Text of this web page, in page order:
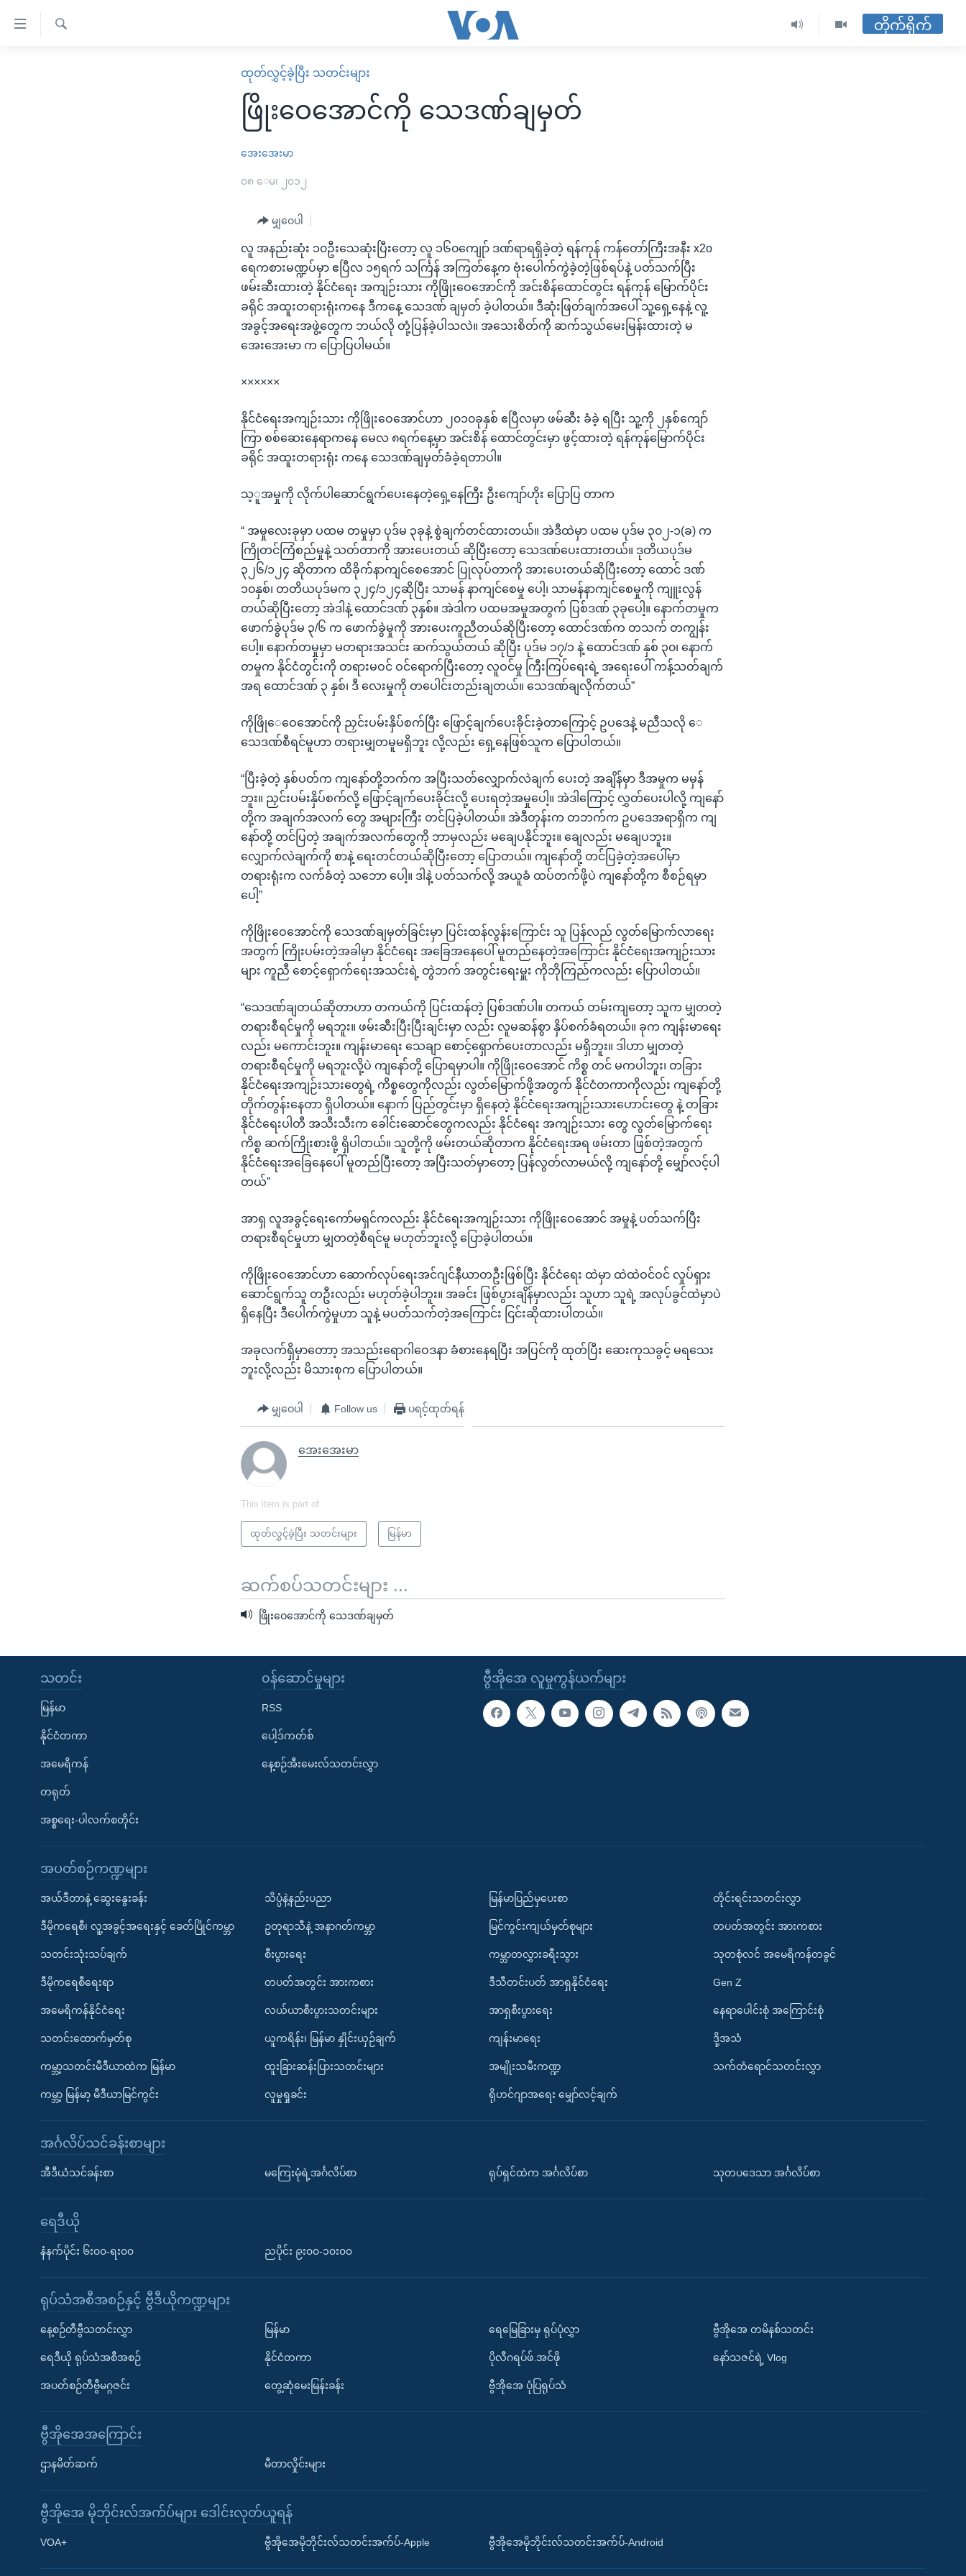
Learning English
တိုက်ရိုက်
ထုတ်လွှင့်ခဲ့ပြီး သတင်းများ
ဖြိုးဝေအောင်ကို သေဒဏ်ချမှတ်
အေးအေးမာ
၀၈ ေမ၊ ၂၀၁၂
မျှဝေပါ
လူ အနည်းဆုံး ၁၀ဦးသေဆုံးပြီးတော့ လူ ၁၆၀ကျေုာ် ဒဏ်ရာရရှိခဲ့တဲ့ ရန်ကုန် ကန်တော်ကြီးအနီး x2o
ရေကစားမဏ္ဍပ်မှာ ဧပြီလ ၁၅ရက် သင်္ကြန် အကြတ်နေ့က ဗုံးပေါက်ကွဲခဲ့တဲ့ဖြစ်ရပ်နဲ့ ပတ်သက်ပြီး
ဖမ်းဆီးထားတဲ့ နိုင်ငံရေး အကျဉ်းသား ကိုဖြိုးဝေအောင်ကို အင်းစိန်ထောင်တွင်း ရန်ကုန် မြောက်ပိုင်း
ခရိုင် အထူးတရားရုံးကနေ ဒီကနေ့ သေဒဏ် ချမှတ် ခဲ့ပါတယ်။ ဒီဆုံးဖြတ်ချက်အပေါ် သူ့ရှေ့နေနဲ့ လူ့
အခွင့်အရေးအဖွဲ့တွေက ဘယ်လို တုံ့ပြန်ခဲ့ပါသလဲ။ အသေးစိတ်ကို ဆက်သွယ်မေးမြန်းထားတဲ့ မ
အေးအေးမာ က ပြောပြပါမယ်။
××××××
နိုင်ငံရေးအကျဉ်းသား ကိုဖြိုးဝေအောင်ဟာ ၂၀၁၀ခုနှစ် ဧပြီလမှာ ဖမ်ဆီး ခံခဲ့ ရပြီး သူ့ကို ၂နှစ်ကျော်
ကြာ စစ်ဆေးနေရာကနေ မေလ ၈ရက်နေ့မှာ အင်းစိန် ထောင်တွင်းမှာ ဖွင့်ထားတဲ့ ရန်ကုန်မြောက်ပိုင်း
ခရိုင် အထူးတရားရုံး ကနေ သေဒဏ်ချမှတ်ခံခဲ့ရတာပါ။
သ့ူအမှုကို လိုက်ပါဆောင်ရွက်ပေးနေတဲ့ရှေ့နေကြီး ဦးကျော်ဟိုး ပြောပြ တာက
“ အမှုလေးခုမှာ ပထမ တမှုမှာ ပုဒ်မ ၃ခုနဲ့ စွဲချက်တင်ထားတယ်။ အဲဒီထဲမှာ ပထမ ပုဒ်မ ၃၀၂-၁(ခ) က
ကြိုတင်ကြံစည်မှုနဲ့ သတ်တာကို အားပေးတယ် ဆိုပြီးတော့ သေဒဏ်ပေးထားတယ်။ ဒုတိယပုဒ်မ
၃၂၆/၁၂၄ ဆိုတာက ထိခိုက်နာကျင်စေအောင် ပြုလုပ်တာကို အားပေးတယ်ဆိုပြီးတော့ ထောင် ဒဏ်
၁၀နှစ်၊ တတိယပုဒ်မက ၃၂၄/၁၂၄ဆိုပြီး သာမန် နာကျင်စေမှု ပေါ့၊ သာမန်နာကျင်စေမှုကို ကျူးလွန်
တယ်ဆိုပြီးတော့ အဲဒါနဲ့ ထောင်ဒဏ် ၃နှစ်။ အဲဒါက ပထမအမှုအတွက် ပြစ်ဒဏ် ၃ခုပေါ့။ နောက်တမှုက
ဖောက်ခွဲပုဒ်မ ၃/၆ က ဖောက်ခွဲမှုကို အားပေးကူညီတယ်ဆိုပြီးတော့ ထောင်ဒဏ်က တသက် တကျွန်း
ပေါ့။ နောက်တမှုမှာ မတရားအသင်း ဆက်သွယ်တယ် ဆိုပြီး ပုဒ်မ ၁၇/၁ နဲ့ ထောင်ဒဏ် နှစ် ၃၀၊ နောက်
တမှုက နိုင်ငံတွင်းကို တရားမဝင် ဝင်ရောက်ပြီးတော့ လူဝင်မှု ကြီးကြပ်ရေးရဲ့ အရေးပေါ် ကန့်သတ်ချက်
အရ ထောင်ဒဏ် ၃ နှစ်၊ ဒီ လေးမှုကို တပေါင်းတည်းချတယ်။ သေဒဏ်ချလိုက်တယ်”
ကိုဖြိုေဝေအောင်ကို ညှင်းပမ်းနှိပ်စက်ပြီး ဖြောင့်ချက်ပေးခိုင်းခဲ့တာကြောင့် ဥပဒေနဲ့ မညီသလို ေ
သေဒဏ်စီရင်မူဟာ တရားမျှတမူမရှိဘူး လို့လည်း ရှေ့နေဖြစ်သူက ပြောပါတယ်။
“ပြီးခဲ့တဲ့ နှစ်ပတ်က ကျနော်တို့ဘက်က အပြီးသတ်လျှောက်လဲချက် ပေးတဲ့ အချိန်မှာ ဒီအမှုက မမှန်
ဘူး။ ညှင်းပမ်းနှိပ်စက်လို့ ဖြောင့်ချက်ပေးခိုင်းလို့ ပေးရတဲ့အမှုပေါ့။ အဲဒါကြောင့် လွှတ်ပေးပါလို့ ကျနော်
တို့က အချက်အလက် တွေ အများကြီး တင်ပြခဲ့ပါတယ်။ အဲဒီတုန်းက တဘက်က ဥပဒေအရာရှိက ကျ
နော်တို့ တင်ပြတဲ့ အချက်အလက်တွေကို ဘာမှလည်း မချေပနိုင်ဘူး။ ချေလည်း မချေပဘူး။
လျှောက်လဲချက်ကို စာနဲ့ ရေးတင်တယ်ဆိုပြီးတော့ ပြောတယ်။ ကျနော်တို့ တင်ပြခဲ့တဲ့အပေါ်မှာ
တရားရုံးက လက်ခံတဲ့ သဘော ပေါ့။ ဒါနဲ့ ပတ်သက်လို့ အယူခံ ထပ်တက်ဖို့ပဲ ကျနော်တို့က စီစဉ်ရမှာ
ပေါ့”
ကိုဖြိုးဝေအောင်ကို သေဒဏ်ချမှတ်ခြင်းမှာ ပြင်းထန်လွန်းကြောင်း သူ ပြန်လည် လွတ်မြောက်လာရေး
အတွက် ကြိုးပမ်းတဲ့အခါမှာ နိုင်ငံရေး အခြေအနေပေါ် မူတည်နေတဲ့အကြောင်း နိုင်ငံရေးအကျဉ်းသား
များ ကူညီ စောင့်ရှောက်ရေးအသင်းရဲ့ တွဲဘက် အတွင်းရေးမှူး ကိုဘိုကြည်ကလည်း ပြောပါတယ်။
“သေဒဏ်ချတယ်ဆိုတာဟာ တကယ်ကို ပြင်းထန်တဲ့ ပြစ်ဒဏ်ပါ။ တကယ် တမ်းကျတော့ သူက မျှတတဲ့
တရားစီရင်မှုကို မရဘူး။ ဖမ်းဆီးပြီးပြီးချင်းမှာ လည်း လူမဆန်စွာ နှိပ်စက်ခံရတယ်။ ခုက ကျန်းမာရေး
လည်း မကောင်းဘူး။ ကျန်းမာရေး သေချာ စောင့်ရှောက်ပေးတာလည်း မရှိဘူး။ ဒါဟာ မျှတတဲ့
တရားစီရင်မှုကို မရဘူးလို့ပဲ ကျနော်တို့ ပြောရမှာပါ။ ကိုဖြိုးဝေအောင် ကိစ္စ တင် မကပါဘူး၊ တခြား
နိုင်ငံရေးအကျဉ်းသားတွေရဲ့ ကိစ္စတွေကိုလည်း လွတ်မြောက်ဖို့အတွက် နိုင်ငံတကာကိုလည်း ကျနော်တို့
တိုက်တွန်းနေတာ ရှိပါတယ်။ နောက် ပြည်တွင်းမှာ ရှိနေတဲ့ နိုင်ငံရေးအကျဉ်းသားဟောင်းတွေ နဲ့ တခြား
နိုင်ငံရေးပါတီ အသီးသီးက ခေါင်းဆောင်တွေကလည်း နိုင်ငံရေး အကျဉ်းသား တွေ လွတ်မြောက်ရေး
ကိစ္စ ဆက်ကြိုးစားဖို့ ရှိပါတယ်။ သူတို့ကို ဖမ်းတယ်ဆိုတာက နိုင်ငံရေးအရ ဖမ်းတာ ဖြစ်တဲ့အတွက်
နိုင်ငံရေးအခြေနေပေါ် မူတည်ပြီးတော့ အပြီးသတ်မှာတော့ ပြန်လွတ်လာမယ်လို့ ကျနော်တို့ မျှော်လင့်ပါ
တယ်”
အာရှ လူအခွင့်ရေးကော်မရှင်ကလည်း နိုင်ငံရေးအကျဉ်းသား ကိုဖြိုးဝေအောင် အမှုနဲ့ ပတ်သက်ပြီး
တရားစီရင်မှုဟာ မျှတတဲ့စီရင်မူ မဟုတ်ဘူးလို့ ပြောခဲ့ပါတယ်။
ကိုဖြိုးဝေအောင်ဟာ ဆောက်လုပ်ရေးအင်ဂျင်နီယာတဦးဖြစ်ပြီး နိုင်ငံရေး ထဲမှာ ထဲထဲဝင်ဝင် လှုပ်ရှား
ဆောင်ရွက်သူ တဦးလည်း မဟုတ်ခဲ့ပါဘူး။ အခင်း ဖြစ်ပွားချိန်မှာလည်း သူဟာ သူရဲ့ အလုပ်ခွင်ထဲမှာပဲ
ရှိနေပြီး ဒီပေါက်ကွဲမှုဟာ သူနဲ့ မပတ်သက်တဲ့အကြောင်း ငြင်းဆိုထားပါတယ်။
အခုလက်ရှိမှာတောာ့ အသည်းရောဂါဝေဒနာ ခံစားနေရပြီး အပြင်ကို ထုတ်ပြီး ဆေးကုသခွင့် မရသေး
ဘူးလို့လည်း မိသားစုက ပြောပါတယ်။
မျှဝေပါ Follow us ပရင့်ထုတ်ရန်
အေးအေးမာ
This item is part of
ထုတ်လွှင့်ခဲ့ပြီး သတင်းများ မြန်မာ
ဆက်စပ်သတင်းများ ...
ဖြိုးဝေအောင်ကို သေဒဏ်ချမှတ်
ဗွီအိုအေ လူမှုကွန်ယက်များ
သတင်း
မြန်မာ
နိုင်ငံတကာ
အမေရိကန်
တရုတ်
အစ္စရေး-ပါလက်စတိုင်း
၀န်ဆောင်မှုများ
RSS
ပေါ့ဒ်ကတ်စ်
နေ့စဉ်အီးမေးလ်သတင်းလွှာ
အပတ်စဉ်ကဏ္ဍများ
အယ်ဒီတာနဲ့ ဆွေးနွေးခန်း
ဒီမိုကရေစီ၊ လူ့အခွင့်အရေးနှင့် ခေတ်ပြိုင်ကမ္ဘာ
သတင်းသုံးသပ်ချက်
ဒီမိုကရေစီရေးရာ
အမေရိကန်နိုင်ငံရေး
သတင်းထောက်မှတ်စု
ကမ္ဘာ့သတင်းမီဒီယာထဲက မြန်မာ
ကမ္ဘာ့ မြန်မာ့ မီဒီယာမြင်ကွင်း
သိပ္ပံနဲ့နည်းပညာ
ဥတုရာသီနဲ့ အနာဂတ်ကမ္ဘာ
စီးပွားရေး
တပတ်အတွင်း အားကစား
လယ်ယာစီးပွားသတင်းများ
ယူကရိန်း၊ မြန်မာ နှိုင်းယှဉ်ချက်
ထူးခြားဆန်းပြားသတင်းများ
လူမှုရှုခင်း
မြန်မာပြည်မှပေးစာ
မြင်ကွင်းကျယ်မှတ်စုများ
ကမ္ဘာတလွှားခရီးသွား
ဒီသီတင်းပတ် အာရှနိုင်ငံရေး
အာရှစီးပွားရေး
ကျန်းမာရေး
အမျိုးသမီးကဏ္ဍ
ရိုဟင်ဂျာအရေး မျှော်လင့်ချက်
တိုင်းရင်းသတင်းလွှာ
တပတ်အတွင်း အားကစား
သုတစုံလင် အမေရိကန်တခွင်
Gen Z
နေရာပေါင်းစုံ အကြောင်းစုံ
ဒို့အသံ
သက်တံရောင်သတင်းလွှာ
အင်္ဂလိပ်သင်ခန်းစာများ
အီဒီယံသင်ခန်းစာ မကြေးမုံရဲ့အင်္ဂလိပ်စာ ရုပ်ရှင်ထဲက အင်္ဂလိပ်စာ သုတပဒေသာ အင်္ဂလိပ်စာ
ရေဒီယို
နံနက်ပိုင်း ၆း၀၀-ရး၀၀ ညပိုင်း ၉း၀၀-၁၀း၀၀
ရုပ်သံအစီအစဉ်နှင့် ဗွီဒီယိုကဏ္ဍများ
နေ့စဉ်တီဗွီသတင်းလွှာ
ရေဒီယို ရုပ်သံအစီအစဉ်
အပတ်စဉ်တီဗွီမဂ္ဂဇင်း
မြန်မာ
နိုင်ငံတကာ
တွေ့ဆုံမေးမြန်းခန်း
ရေမြေခြားမှ ရုပ်ပုံလွှာ
ပိုလီဂရပ်ဖ်.အင်ဖို
ဗွီအိုအေ ပုံပြရုပ်သံ
ဗွီအိုအေ တမိနစ်သတင်း
နော်သဇင်ရဲ့ Vlog
ဗွီအိုအေအကြောင်း
ဌာနမိတ်ဆက် မီတာလှိုင်းများ
ဗွီအိုအေ မိုဘိုင်းလ်အက်ပ်များ ဒေါင်းလုတ်ယူရန်
VOA+ ဗွီအိုအေမိုဘိုင်းလ်သတင်းအက်ပ်-Apple ဗွီအိုအေမိုဘိုင်းလ်သတင်းအက်ပ်-Android